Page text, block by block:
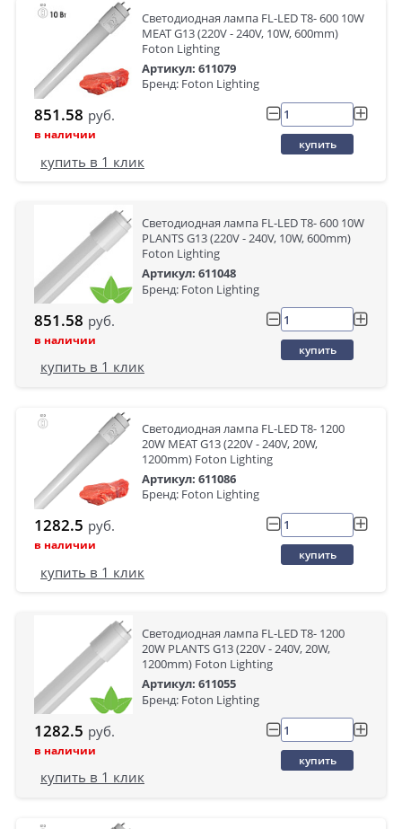
Светодиодная лампа FL-LED T8- 600 10W
MEAT G13 (220V - 240V, 10W, 600mm)
Foton Lighting
Артикул: 611079
Бренд: Foton Lighting
851.58 руб.
в наличии
купить
купить в 1 клик
Светодиодная лампа FL-LED T8- 600 10W
PLANTS G13 (220V - 240V, 10W, 600mm)
Foton Lighting
Артикул: 611048
Бренд: Foton Lighting
851.58 руб.
в наличии
купить
купить в 1 клик
Светодиодная лампа FL-LED T8- 1200
20W MEAT G13 (220V - 240V, 20W,
1200mm) Foton Lighting
Артикул: 611086
Бренд: Foton Lighting
1282.5 руб.
в наличии
купить
купить в 1 клик
Светодиодная лампа FL-LED T8- 1200
20W PLANTS G13 (220V - 240V, 20W,
1200mm) Foton Lighting
Артикул: 611055
Бренд: Foton Lighting
1282.5 руб.
в наличии
купить
купить в 1 клик